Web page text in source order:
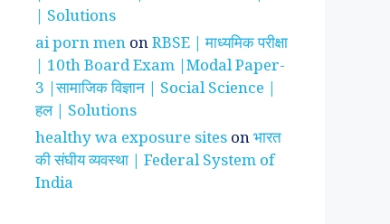
| Solutions
ai porn men onRBSE | माध्यमिक परीक्षा
| 10th Board Exam |Modal Paper-
3 |सामाजिक विज्ञान | Social Science |
हल | Solutions
healthy wa exposure sites onभारत
की संघीय व्यवस्था | Federal System of
India